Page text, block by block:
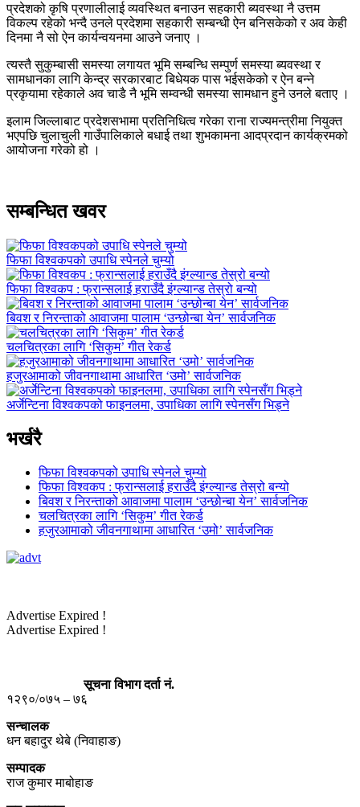
प्रदेशको कृषि प्रणालीलाई व्यवस्थित बनाउन सहकारी ब्यवस्था नै उत्तम
विकल्प रहेको भन्दै उनले प्रदेशमा सहकारी सम्बन्धी ऐन बनिसकेको र अव केही
दिनमा नै सो ऐन कार्यन्वयनमा आउने जनाए ।
त्यस्तै सुकुम्बासी समस्या लगायत भूमि सम्बन्धि सम्पुर्ण समस्या ब्यवस्था र
सामधानका लागि केन्द्र सरकारबाट बिधेयक पास भईसकेको र ऐन बन्ने
प्रकृयामा रहेकाले अव चाडै नै भूमि सम्वन्धी समस्या सामधान हुने उनले बताए ।
इलाम जिल्लाबाट प्रदेशसभामा प्रतिनिधित्व गरेका राना राज्यमन्त्रीमा नियुक्त
भएपछि चुलाचुली गाउँपालिकाले बधाई तथा शुभकामना आदप्रदान कार्यक्रमको
आयोजना गरेको हो ।
सम्बन्धित खवर
फिफा विश्वकपको उपाधि स्पेनले चुम्यो
फिफा विश्वकप : फ्रान्सलाई हराउँदै इंग्ल्यान्ड तेस्रो बन्यो
बिवश र निरन्ताको आवाजमा पालाम ‘उन्छोन्बा येन’ सार्वजनिक
चलचित्रका लागि ‘सिकुम’ गीत रेकर्ड
हजुरआमाको जीवनगाथामा आधारित ‘उमो’ सार्वजनिक
अर्जेन्टिना विश्वकपको फाइनलमा, उपाधिका लागि स्पेनसँग भिड्ने
भर्खरै
फिफा विश्वकपको उपाधि स्पेनले चुम्यो
फिफा विश्वकप : फ्रान्सलाई हराउँदै इंग्ल्यान्ड तेस्रो बन्यो
बिवश र निरन्ताको आवाजमा पालाम ‘उन्छोन्बा येन’ सार्वजनिक
चलचित्रका लागि ‘सिकुम’ गीत रेकर्ड
हजुरआमाको जीवनगाथामा आधारित ‘उमो’ सार्वजनिक
Advertise Expired !
Advertise Expired !
सूचना विभाग दर्ता नं.
१२९०/०७५ – ७६
सन्चालक
धन बहादुर थेबे (निवाहाङ)
सम्पादक
राज कुमार माबोहाङ